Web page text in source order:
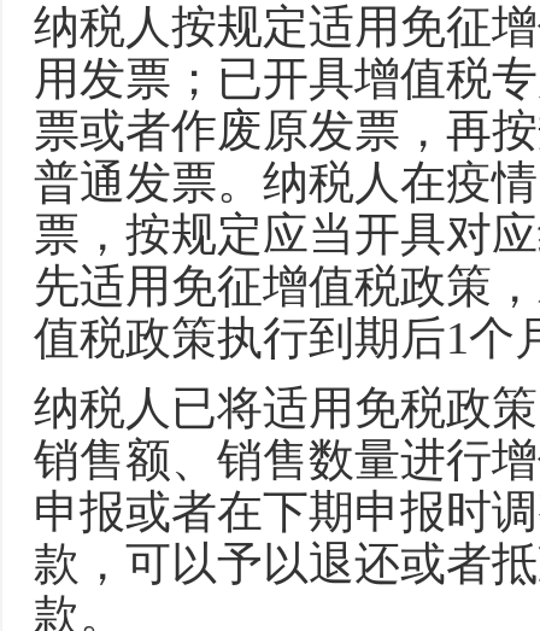
纳税人按规定适用免征
用发票；已开具增值税
票或者作废原发票，再
普通发票。纳税人在疫
票，按规定应当开具对
先适用免征增值税政策
值税政策执行到期后1个
纳税人已将适用免税政
销售额、销售数量进行
申报或者在下期申报时
款，可以予以退还或者
款。